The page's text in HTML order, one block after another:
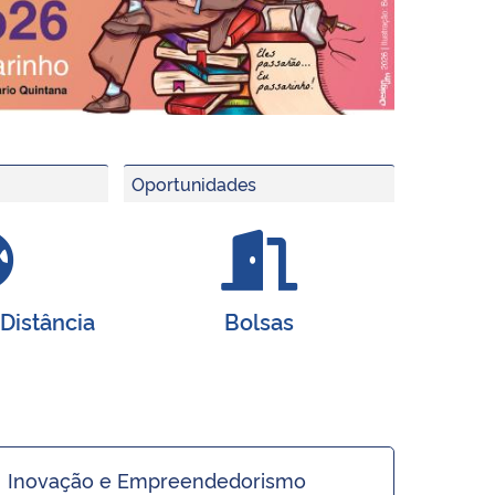
Oportunidades
Bolsas
Inovação e Empreendedorismo